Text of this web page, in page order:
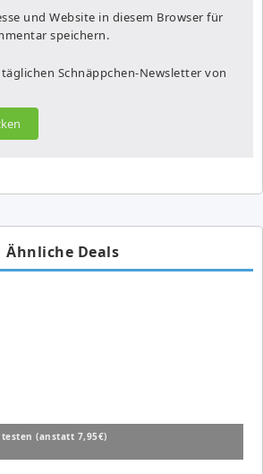
und Website in diesem Browser für
speichern.
Schnäppchen-Newsletter von
Ähnliche Deals
(anstatt 7,95€)